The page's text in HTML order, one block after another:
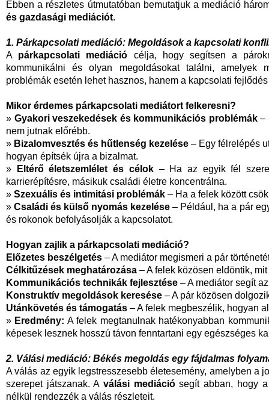
Ebben a részletes útmutatóban bemutatjuk a mediáció
és gazdasági mediációt.
1. Párkapcsolati mediáció: Megoldások a kapcsolati
A párkapcsolati mediáció célja, hogy segítsen a
kommunikálni és olyan megoldásokat találni, amelyek
problémák esetén lehet hasznos, hanem a kapcsolati
Mikor érdemes párkapcsolati mediátort felkeresni?
» Gyakori veszekedések és kommunikációs problémák–
nem jutnak előrébb.
» Bizalomvesztés és hűtlenség kezelése – Egy félrelépés
hogyan építsék újra a bizalmat.
»
Eltérő életszemlélet és célok– Ha az egyik fél
karrierépítésre, másikuk családi életre koncentrálna.
» Szexuális és intimitási problémák – Ha a felek között
»Családi és külső nyomás kezelése – Például, ha a pár
és rokonok befolyásolják a kapcsolatot.
Hogyan zajlik a párkapcsolati mediáció?
Előzetes beszélgetés – A mediátor megismeri a pár
Célkitűzések meghatározása – A felek közösen eldöntik,
Kommunikációs technikák fejlesztése – A mediátor segít
Konstruktív megoldások keresése – A pár közösen
Utánkövetés és támogatás – A felek megbeszélik, hogyan
» Eredmény: A felek megtanulnak hatékonyabban
képesek lesznek hosszú távon fenntartani egy egészséges
2. Válási mediáció: Békés megoldás egy fájdalmas
A válás az egyik legstresszesebb életesemény, amelyben a
szerepet játszanak. Aválási mediációsegít abban, hogy a
nélkül rendezzék a válás részleteit.